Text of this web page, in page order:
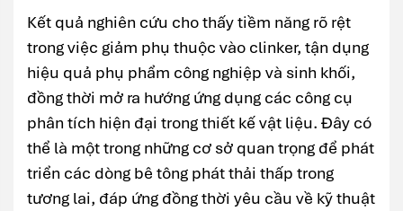
Kết quả nghiên cứu cho thấy tiềm năng rõ rệt
trong việc giảm phụ thuộc vào clinker, tận dụng
hiệu quả phụ phẩm công nghiệp và sinh khối,
đồng thời mở ra hướng ứng dụng các công cụ
phân tích hiện đại trong thiết kế vật liệu. Đây có
thể là một trong những cơ sở quan trọng để phát
triển các dòng bê tông phát thải thấp trong
tương lai, đáp ứng đồng thời yêu cầu về kỹ thuật